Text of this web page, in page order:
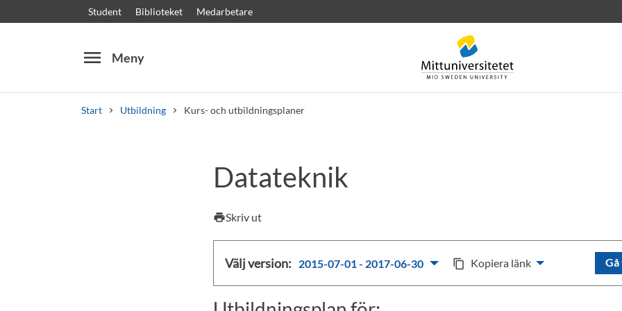
Student Biblioteket Medarbetare
menu Meny
Start Utbildning Kurs- och utbildningsplaner
Kursplaner Välkomstbrev Personal
Datateknik
printSkriv ut
Välj version: 2015-07-01 - 2017-06-30 content_copy Kopiera länk